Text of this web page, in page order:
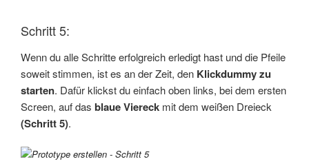
Schritt 5:
Wenn du alle Schritte erfolgreich erledigt hast und die Pfeile
soweit stimmen, ist es an der Zeit, den Klickdummy zu
starten. Dafür klickst du einfach oben links, bei dem ersten
Screen, auf das blaue Viereck mit dem weißen Dreieck
(Schritt 5).